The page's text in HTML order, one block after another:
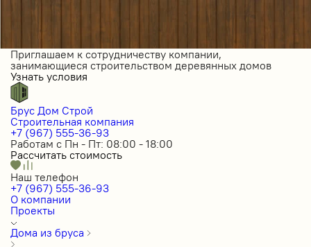
Приглашаем к сотрудничеству компании,
занимающиеся строительством деревянных домов
Узнать условия
Брус Дом Строй
Строительная компания
+7 (967) 555-36-93
Работам с Пн - Пт: 08:00 - 18:00
Рассчитать стоимость
Наш телефон
+7 (967) 555-36-93
О компании
Проекты
Дома из бруса